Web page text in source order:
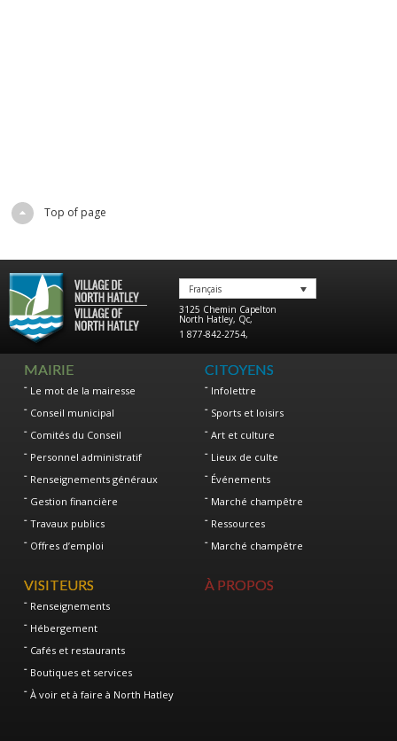
Top of page
Français
3125 Chemin Capelton
North Hatley, Qc,
1 877-842-2754,
MAIRIE
Le mot de la mairesse
Conseil municipal
Comités du Conseil
Personnel administratif
Renseignements généraux
Gestion financière
Travaux publics
Offres d’emploi
CITOYENS
Infolettre
Sports et loisirs
Art et culture
Lieux de culte
Événements
Marché champêtre
Ressources
Marché champêtre
VISITEURS
Renseignements
Hébergement
Cafés et restaurants
Boutiques et services
À voir et à faire à North Hatley
À PROPOS